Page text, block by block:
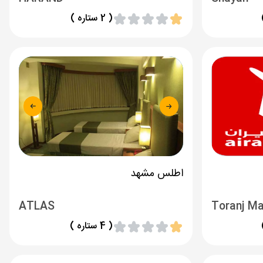
( 2 ستاره )
Toranj
اطلس مشهد
ATLAS
( 4 ستاره )